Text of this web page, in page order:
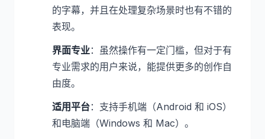
的字幕，并且在处理复杂场景时也有不错的
表现。
界面专业：虽然操作有一定门槛，但对于有
专业需求的用户来说，能提供更多的创作自
由度。
适用平台：支持手机端（Android 和 iOS）
和电脑端（Windows 和 Mac）。